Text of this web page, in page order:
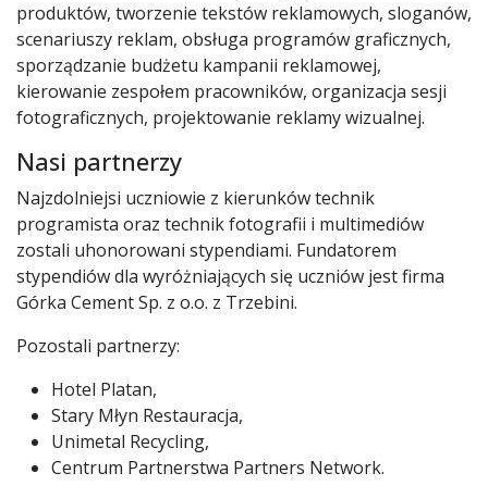
produktów, tworzenie tekstów reklamowych, sloganów,
scenariuszy reklam, obsługa programów graficznych,
sporządzanie budżetu kampanii reklamowej,
kierowanie zespołem pracowników, organizacja sesji
fotograficznych, projektowanie reklamy wizualnej.
Nasi partnerzy
Najzdolniejsi uczniowie z kierunków technik
programista oraz technik fotografii i multimediów
zostali uhonorowani stypendiami. Fundatorem
stypendiów dla wyróżniających się uczniów jest firma
Górka Cement Sp. z o.o. z Trzebini.
Pozostali partnerzy:
Hotel Platan,
Stary Młyn Restauracja,
Unimetal Recycling,
Centrum Partnerstwa Partners Network.